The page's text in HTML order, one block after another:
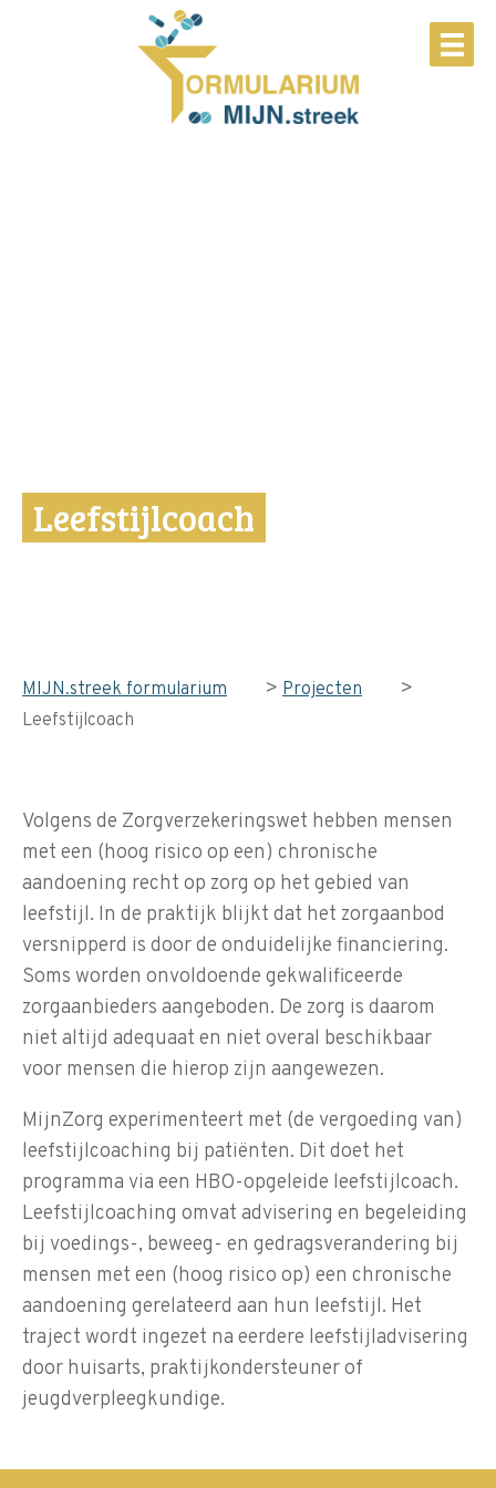
Leefstijlcoach
MIJN.streek formularium > Projecten >
Leefstijlcoach
Volgens de Zorgverzekeringswet hebben mensen
met een (hoog risico op een) chronische
aandoening recht op zorg op het gebied van
leefstijl. In de praktijk blijkt dat het zorgaanbod
versnipperd is door de onduidelijke financiering.
Soms worden onvoldoende gekwalificeerde
zorgaanbieders aangeboden. De zorg is daarom
niet altijd adequaat en niet overal beschikbaar
voor mensen die hierop zijn aangewezen.
MijnZorg experimenteert met (de vergoeding van)
leefstijlcoaching bij patiënten. Dit doet het
programma via een HBO-opgeleide leefstijlcoach.
Leefstijlcoaching omvat advisering en begeleiding
bij voedings-, beweeg- en gedragsverandering bij
mensen met een (hoog risico op) een chronische
aandoening gerelateerd aan hun leefstijl. Het
traject wordt ingezet na eerdere leefstijladvisering
door huisarts, praktijkondersteuner of
jeugdverpleegkundige.